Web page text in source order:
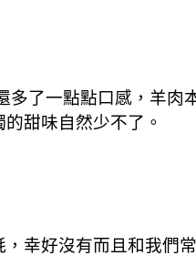
了一點點口感，羊
甜味自然少不了。
幸好沒有而且和我們